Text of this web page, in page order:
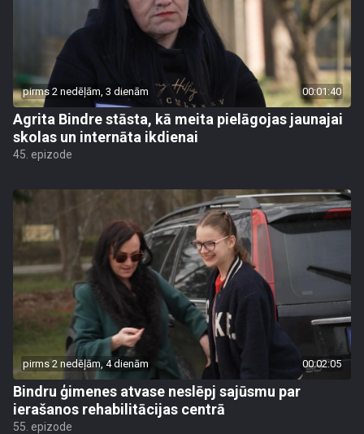
pirms 2 nedēļām, 3 dienām 00:01:40
Agrita Bindre stāsta, kā meita pielāgojas jaunajai
skolas un internāta ikdienai
45. epizode
pirms 2 nedēļām, 4 dienām 00:02:05
Bindru ģimenes atvase neslēpj sajūsmu par
ierašanos rehabilitācijas centrā
55. epizode